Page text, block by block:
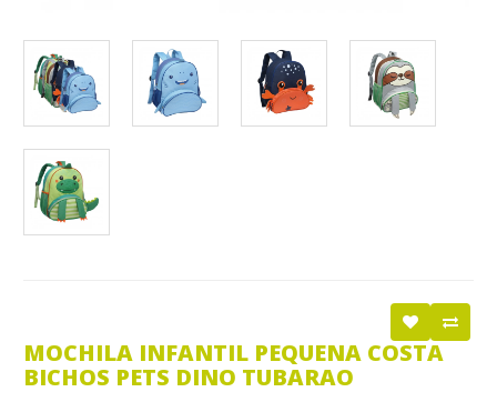
MOCHILA INFANTIL PEQUENA COSTA
BICHOS PETS DINO TUBARAO